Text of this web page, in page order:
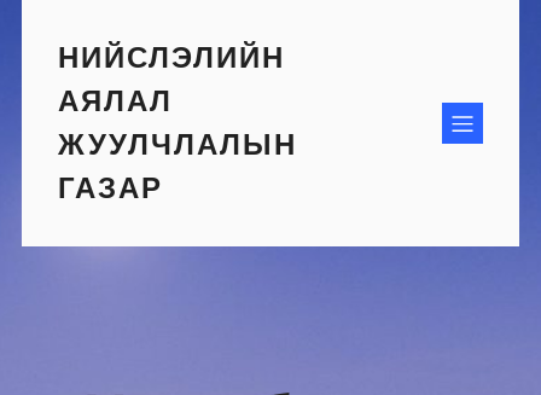
contentНИЙСЛЭЛИЙН
АЯЛАЛ
ЖУУЛЧЛАЛЫН
ГАЗАР